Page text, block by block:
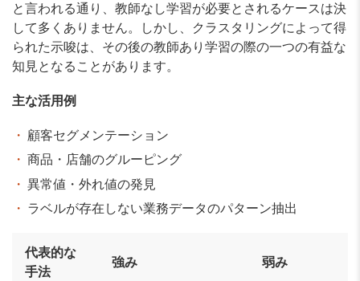
と言われる通り、教師なし学習が必要とされるケースは決
して多くありません。しかし、クラスタリングによって得
られた示唆は、その後の教師あり学習の際の一つの有益な
知見となることがあります。
主な活用例
顧客セグメンテーション
商品・店舗のグルーピング
異常値・外れ値の発見
ラベルが存在しない業務データのパターン抽出
代表的な
手法
強み 弱み